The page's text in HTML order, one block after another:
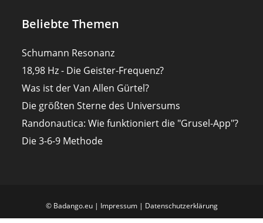
Beliebte Themen
Schumann Resonanz
18,98 Hz - Die Geister-Frequenz?
Was ist der Van Allen Gürtel?
Die größten Sterne des Universums
Randonautica: Wie funktioniert die "Grusel-App"?
Die 3-6-9 Methode
© Badango.eu | Impressum| Datenschutzerklärung